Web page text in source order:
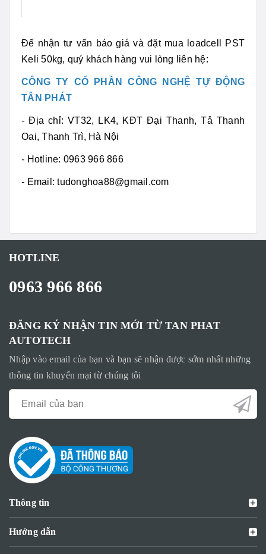
Để nhận tư vấn báo giá và đặt mua loadcell PST
Keli 50kg, quý khách hàng vui lòng liên hệ:
CÔNG TY CỔ PHẦN CÔNG NGHỆ TỰ ĐỘNG
TÂN PHÁT
- Địa chỉ: VT32, LK4, KĐT Đại Thanh, Tả Thanh
Oai, Thanh Trì, Hà Nội
- Hotline: 0963 966 866
- Email: tudonghoa88@gmail.com
HOTLINE
0963 966 866
ĐĂNG KÝ NHẬN TIN MỚI TỪ TAN PHAT
AUTOTECH
Nhập vào email của bạn và bạn sẽ nhận được sớm nhất những
thông tin khuyến mại từ chúng tôi
Thông tin
Hướng dẫn